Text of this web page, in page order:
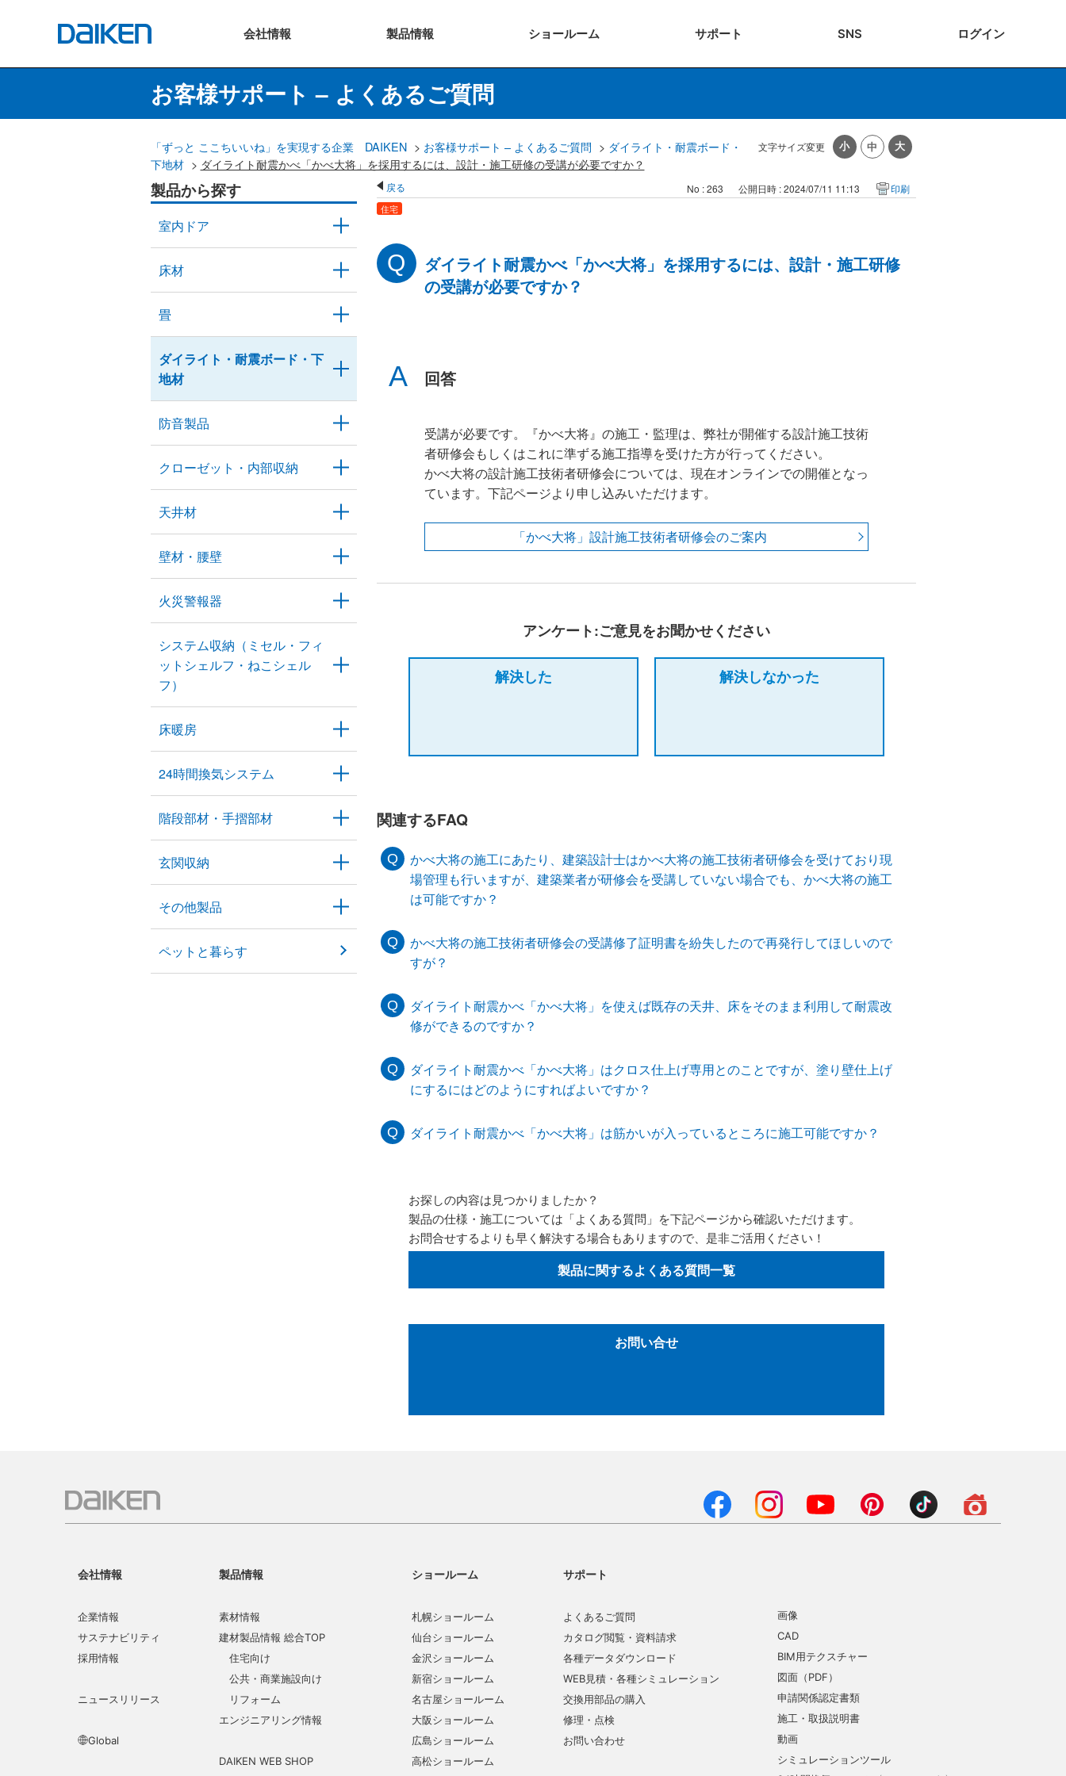
会社情報 製品情報 ショールーム サポート SNS ログイン
お客様サポート – よくあるご質問
文字サイズ変更
「ずっと ここちいいね」を実現する企業 DAIKEN > お客様サポート – よくあるご質問 > ダイライト・耐震ボード・
下地材 > ダイライト耐震かべ「かべ大将」を採用するには、設計・施工研修の受講が必要ですか？
製品から探す
室内ドア
床材
畳
ダイライト・耐震ボード・下
地材
防音製品
クローゼット・内部収納
天井材
壁材・腰壁
火災警報器
システム収納（ミセル・フィ
ットシェルフ・ねこシェル
フ）
床暖房
24時間換気システム
階段部材・手摺部材
玄関収納
その他製品
ペットと暮らす
戻る No : 263 公開日時 : 2024/07/11 11:13 印刷
住宅
ダイライト耐震かべ「かべ大将」を採用するには、設計・施工研修
の受講が必要ですか？
回答
受講が必要です。『かべ大将』の施工・監理は、弊社が開催する設計施工技術
者研修会もしくはこれに準ずる施工指導を受けた方が行ってください。
かべ大将の設計施工技術者研修会については、現在オンラインでの開催となっ
ています。下記ページより申し込みいただけます。
「かべ大将」設計施工技術者研修会のご案内
アンケート:ご意見をお聞かせください
解決した 解決しなかった
関連するFAQ
かべ大将の施工にあたり、建築設計士はかべ大将の施工技術者研修会を受けており現
場管理も行いますが、建築業者が研修会を受講していない場合でも、かべ大将の施工
は可能ですか？
かべ大将の施工技術者研修会の受講修了証明書を紛失したので再発行してほしいので
すが？
ダイライト耐震かべ「かべ大将」を使えば既存の天井、床をそのまま利用して耐震改
修ができるのですか？
ダイライト耐震かべ「かべ大将」はクロス仕上げ専用とのことですが、塗り壁仕上げ
にするにはどのようにすればよいですか？
ダイライト耐震かべ「かべ大将」は筋かいが入っているところに施工可能ですか？
お探しの内容は見つかりましたか？
製品の仕様・施工については「よくある質問」を下記ページから確認いただけます。
お問合せするよりも早く解決する場合もありますので、是非ご活用ください！
製品に関するよくある質問一覧
お問い合せ
会社情報
企業情報
サステナビリティ
採用情報
ニュースリリース
Global
製品情報
素材情報
建材製品情報 総合TOP
住宅向け
公共・商業施設向け
リフォーム
エンジニアリング情報
DAIKEN WEB SHOP
ショールーム
札幌ショールーム
仙台ショールーム
金沢ショールーム
新宿ショールーム
名古屋ショールーム
大阪ショールーム
広島ショールーム
高松ショールーム
サポート
よくあるご質問
カタログ閲覧・資料請求
各種データダウンロード
WEB見積・各種シミュレーション
交換用部品の購入
修理・点検
お問い合わせ
画像
CAD
BIM用テクスチャー
図面（PDF）
申請関係認定書類
施工・取扱説明書
動画
シミュレーションツール